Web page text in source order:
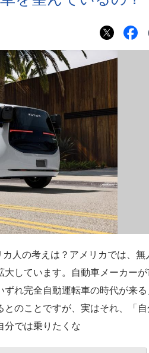
人の考えは？アメリカでは、無
しています。自動車メーカーが
れ完全自動運転車の時代が来る
のことですが、実はそれ、「自
分では乗りたくな